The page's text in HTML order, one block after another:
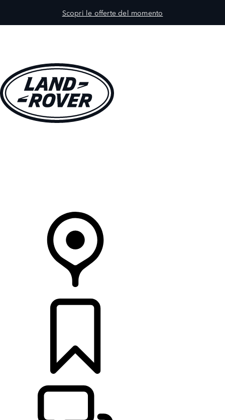
Scopri le offerte del momento